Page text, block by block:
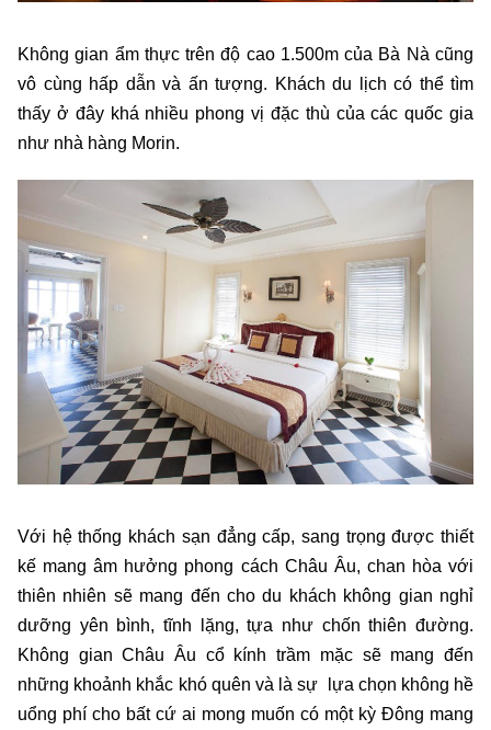
Không gian ẩm thực trên độ cao 1.500m của Bà Nà cũng
vô cùng hấp dẫn và ấn tượng. Khách du lịch có thể tìm
thấy ở đây khá nhiều phong vị đặc thù của các quốc gia
như nhà hàng Morin.
Với hệ thống khách sạn đẳng cấp, sang trọng được thiết
kế mang âm hưởng phong cách Châu Âu, chan hòa với
thiên nhiên sẽ mang đến cho du khách không gian nghỉ
dưỡng yên bình, tĩnh lặng, tựa như chốn thiên đường.
Không gian Châu Âu cổ kính trầm mặc sẽ mang đến
những khoảnh khắc khó quên và là sự lựa chọn không hề
uổng phí cho bất cứ ai mong muốn có một kỳ Đông mang